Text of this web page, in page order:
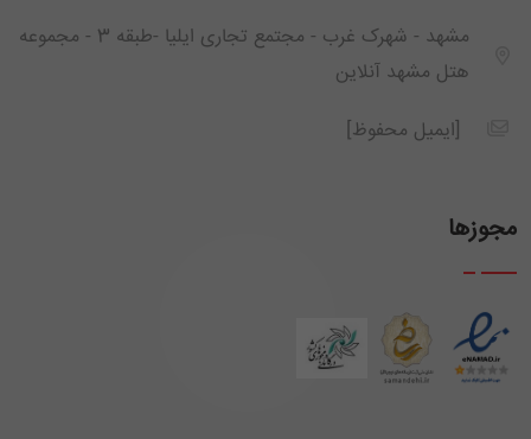
مشهد - شهرک غرب - مجتمع تجاری ایلیا -طبقه 3 - مجموعه
هتل مشهد آنلاین
[ایمیل محفوظ]
مجوزها